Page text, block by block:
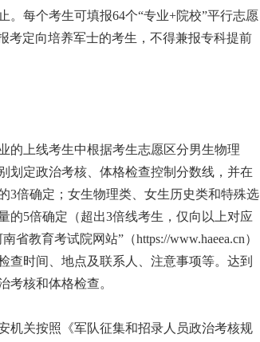
每个考生可填报64个“专业+院校”平行志愿
考定向培养军士的考生，不得兼报专科提前
上线考生中根据考生志愿区分男生物理
划定政治考核、体格检查控制分数线，并在
3倍确定；女生物理类、女生历史类和特殊选
的5倍确定（超出3倍线考生，仅向以上对应
教育考试院网站”（https://www.haeea.cn）
查时间、地点及联系人、注意事项等。达到
考核和体格检查。
关按照《军队征集和招录人员政治考核规